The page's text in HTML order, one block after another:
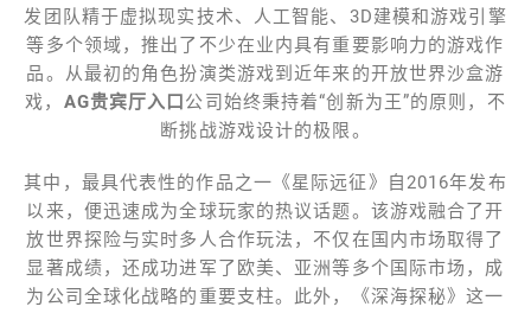
发团队精于虚拟现实技术、人工智能、3D建模和游戏引擎
等多个领域，推出了不少在业内具有重要影响力的游戏作
品。从最初的角色扮演类游戏到近年来的开放世界沙盒游
戏， AG贵宾厅入口公司始终秉持着“创新为王”的原则，不
断挑战游戏设计的极限。
其中，最具代表性的作品之一《星际远征》自2016年发布
以来，便迅速成为全球玩家的热议话题。该游戏融合了开
放世界探险与实时多人合作玩法，不仅在国内市场取得了
显著成绩，还成功进军了欧美、亚洲等多个国际市场，成
为公司全球化战略的重要支柱。此外，《深海探秘》这一